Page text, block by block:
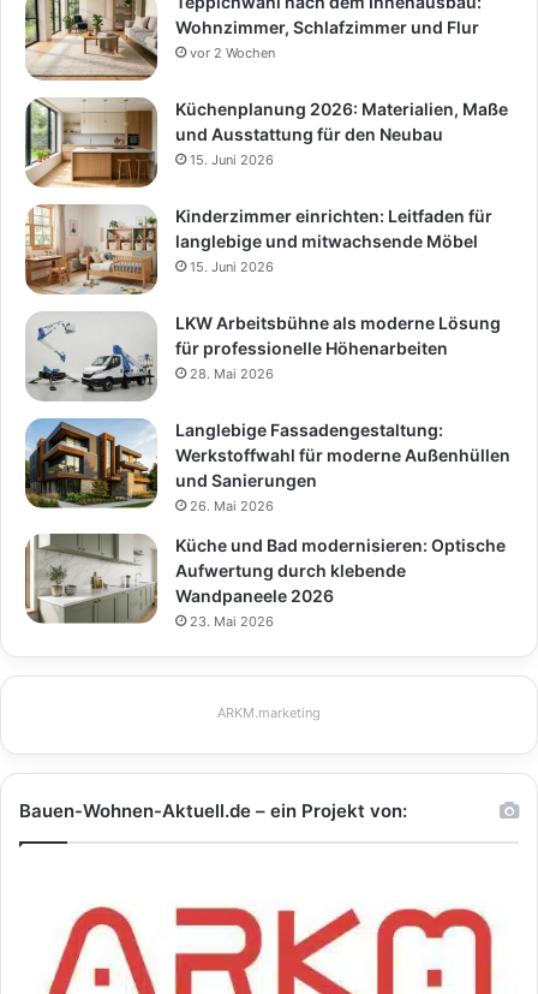
Wohnzimmer, Schlafzimmer und Flur
vor 2 Wochen
Küchenplanung 2026: Materialien, Maße
und Ausstattung für den Neubau
15. Juni 2026
Kinderzimmer einrichten: Leitfaden für
langlebige und mitwachsende Möbel
15. Juni 2026
LKW Arbeitsbühne als moderne Lösung
für professionelle Höhenarbeiten
28. Mai 2026
Langlebige Fassadengestaltung:
Werkstoffwahl für moderne Außenhüllen
und Sanierungen
26. Mai 2026
Küche und Bad modernisieren: Optische
Aufwertung durch klebende
Wandpaneele 2026
23. Mai 2026
ARKM.marketing
Bauen-Wohnen-Aktuell.de – ein Projekt von: